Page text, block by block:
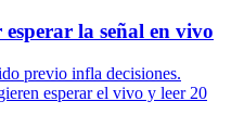
la señal en vivo
previo infla decisiones.
esperar el vivo y leer 20